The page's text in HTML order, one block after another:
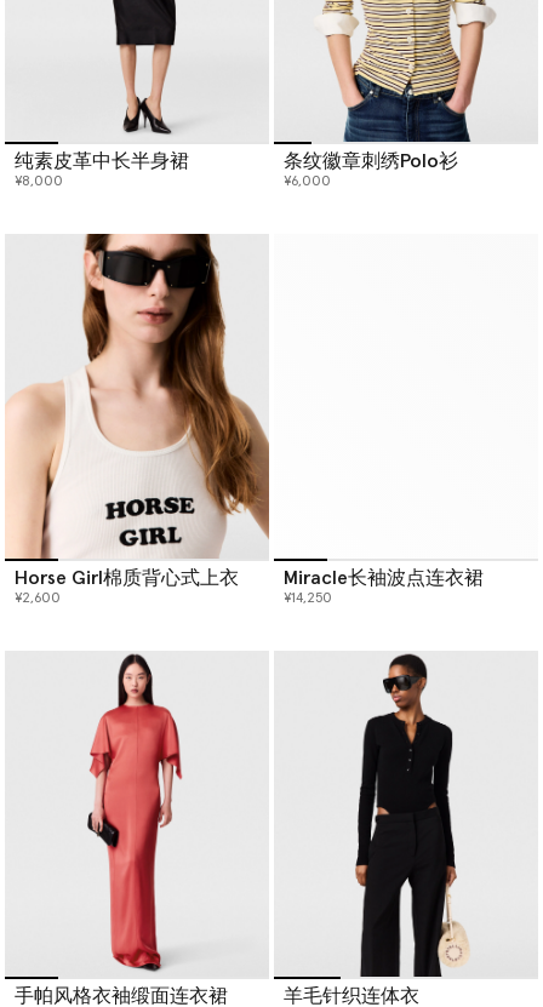
纯素皮革中长半身裙
¥8,000
条纹徽章刺绣Polo衫
¥6,000
Horse Girl棉质背心式上衣
¥2,600
Miracle长袖波点连衣裙
¥14,250
手帕风格衣袖缎面连衣裙 羊毛针织连体衣